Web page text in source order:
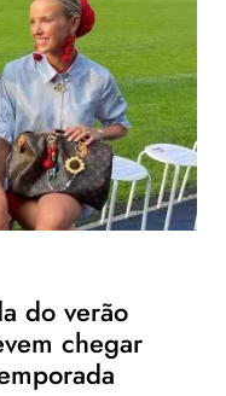
do verão
chegar